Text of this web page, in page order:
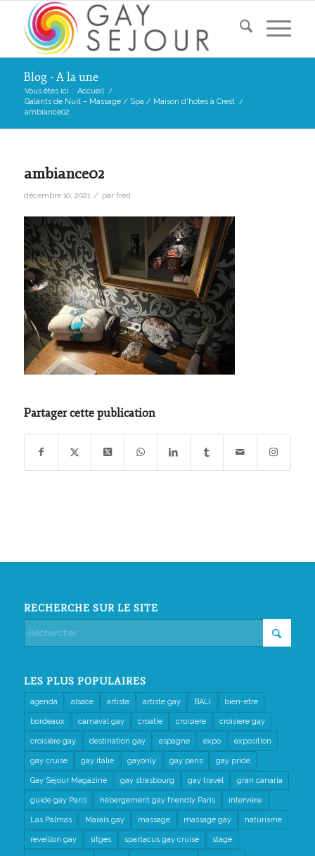
Blog - A la une
Vous êtes ici : Accueil /
Galants de Nuit – Massage / Spa / Maison d’hotes à Crest /
ambiance02
ambiance02
décembre 10, 2021 / par fred
Partager cette publication
RECHERCHE SUR LE SITE
LES PLUS POPULAIRES
agenda alsace artiste artiste gay BALI bien-etre
bordeaux carnaval gay croatie croisiere croisiere gay
croisière gay destination gay espagne expo exposition
gay cruise gay italie gayonly gay paris gay pride
Gay Sejour Magazine gay strasbourg gay travel gran canaria
guide gay Paris hébergement gay friendly Paris interview
Las Palmas Marais gay massage massage gay naturisme
reveillon gay sitges spartacus gay cruise stage